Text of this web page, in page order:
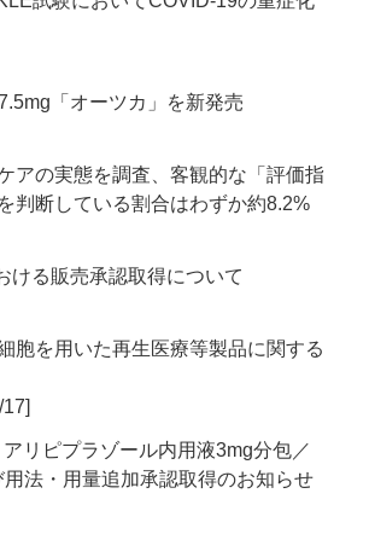
「オーツカ」を新発売
アの実態を調査、客観的な「評価指
判断している割合はわずか約8.2%
ける販売承認取得について
胞を用いた再生医療等製品に関する
リピプラゾール内用液3mg分包／
法・用量追加承認取得のお知らせ